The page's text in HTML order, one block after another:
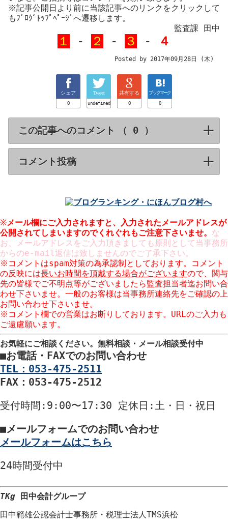
※記事公開日より前に当該記事へのリンクをクリックして
もﾌﾞﾛｸﾞﾄｯﾌﾟﾍﾟｰｼﾞへ遷移します。
監査課 田中
１ - ２ - ３ - ４
Posted by 2017年09月28日 (木)
シェア
0
Tweet
undefined
共有する
0
ブックマーク
0
この記事へのコメント （ ） click to
コメント投稿click to expand contents
※メール欄にご入力されますと、入力された
されてしまいますのでくれぐれもご注意下さいませ。 な
お、メールアドレスをご入力頂きましても原則として当事務所
からのe-mail返信は致しませんのでご了承下さい。
※コメントはspam対策の為承認制としております。コメント
の反映には長いお時間を頂戴する場合がございますので、関与
先の皆様でご不明点等がございましたら監査担当者迄お問い合
わせ下さいませ。一般のお客様は当事務所連絡先をご確認の上
お問い合わせ下さいませ。
お気軽にご相談ください。 無料相談・メール相談受付中
■お電話・FAXでのお問い合わせ
TEL：053-475-2511
FAX：053-475-2512
受付時間 :9:00〜17:30 定休日 :土・日・祝日
■メールフォームでのお問い合わせ
メールフォームはこちら
24時間受付中
TKg 田中会計グループ
田中範雄公認会計士事務所 ・ 税理士法人TMS浜松